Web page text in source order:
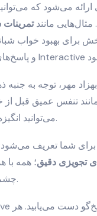
می‌شود که
مثال‌هایی مانند
بهبود خواب
مهر، توجه به جنبه
تنفس عمیق قبل از
می‌توانید انگیزه و اعتماد به بهبودی را حفظ کنید.
برای شما تعریف می‌شود:
تجویزی دقیق؛ همه
چشم و کاهش هرگونه عوارض جانبی.